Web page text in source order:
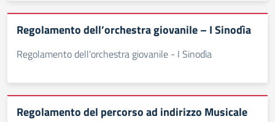
Regolamento dell’orchestra giovanile – I Sinodìa
Regolamento dell'orchestra giovanile - I Sinodìa
Regolamento del percorso ad indirizzo Musicale